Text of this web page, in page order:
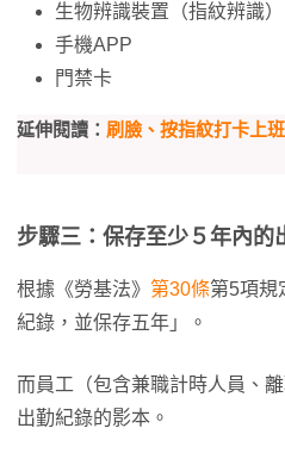
生物辨識裝置（指紋辨識）
手機APP
門禁卡
延伸閱讀： 刷臉、按指紋打卡上
步驟三：保存至少５年內的
根據《勞基法》 第30條第5項規
紀錄，並保存五年」。
而員工（包含兼職計時人員、
出勤紀錄的影本。